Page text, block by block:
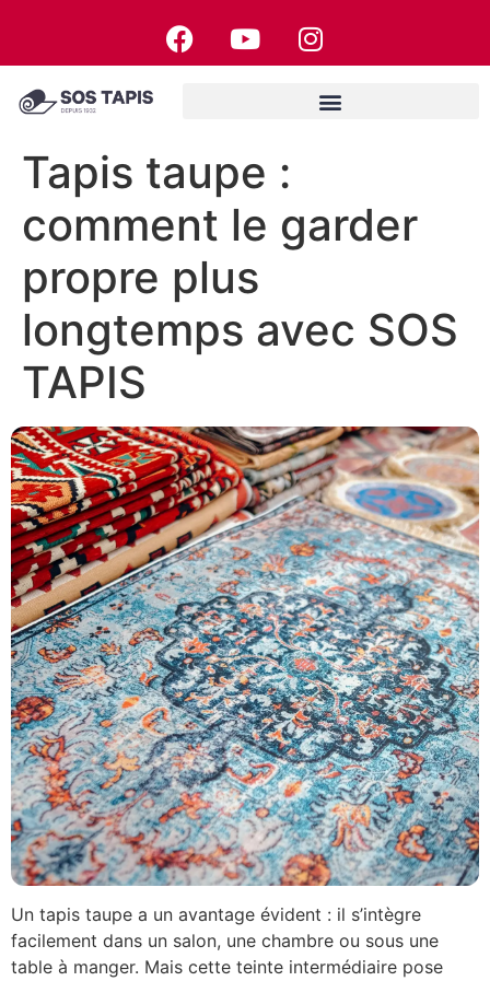
Tapis taupe :
comment le garder
propre plus
longtemps avec SOS
TAPIS
Un tapis taupe a un avantage évident : il s’intègre
facilement dans un salon, une chambre ou sous une
table à manger. Mais cette teinte intermédiaire pose